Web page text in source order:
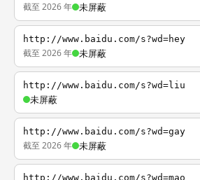
截至 2026 年 未屏蔽
http://www.baidu.com/s?wd=hey
截至 2026 年 未屏蔽
http://www.baidu.com/s?wd=liu
未屏蔽
http://www.baidu.com/s?wd=gay
截至 2026 年 未屏蔽
http://www.baidu.com/s?wd=mao